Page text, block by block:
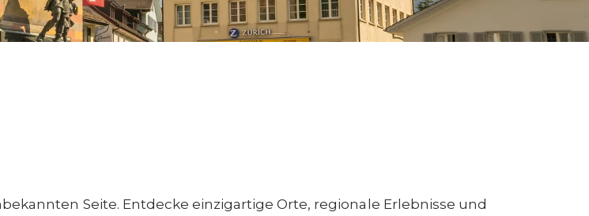
Seite. Entdecke einzigartige Orte, regionale Erlebnisse und